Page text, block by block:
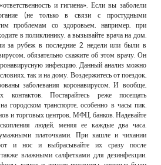
и гигиена». Если вы заболели
(не только в связи с простудными
проблемам со здоровьем, например, при
в поликлинику, а вызывайте врача на дом.
за рубеж в последние 2 недели или были в
обязательно скажите об этом врачу. Он
инфекцию. Данный анализ можно
так и на дому. Воздержитесь от поездок,
заболевания коронавирусом. И вообще,
Постарайтесь реже посещать
городском транспорте, особенно в часы пик.
и торговых центров, МФЦ, банков. Надевайте
людей, меняя ее каждые два часа.
платочками. При кашле и чихании
и нос и выбрасывайте их сразу после
также влажными салфетками для дезинфекции.